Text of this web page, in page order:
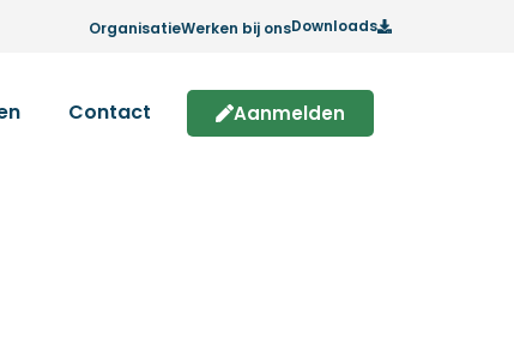
OrganisatieWerken bij onsDownloads
Contact Aanmelden